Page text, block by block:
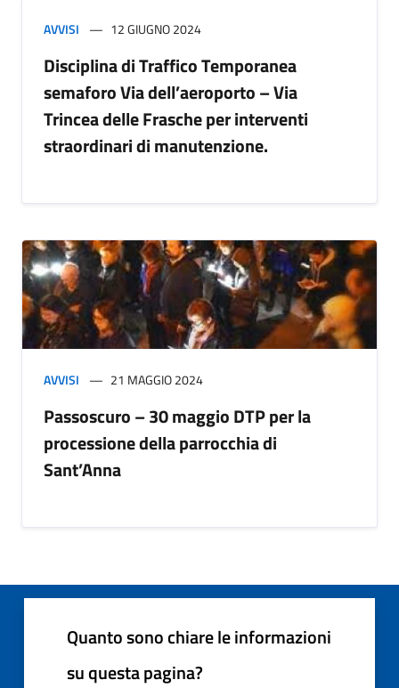
AVVISI 12 GIUGNO 2024
Disciplina di Traffico Temporanea
semaforo Via dell’aeroporto – Via
Trincea delle Frasche per interventi
straordinari di manutenzione.
AVVISI 21 MAGGIO 2024
Passoscuro – 30 maggio DTP per la
processione della parrocchia di
Sant’Anna
Quanto sono chiare le informazioni
su questa pagina?